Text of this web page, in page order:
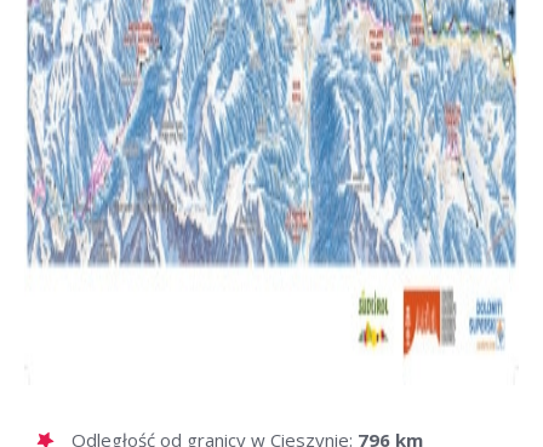
Odległość od granicy w Cieszynie: 796 km